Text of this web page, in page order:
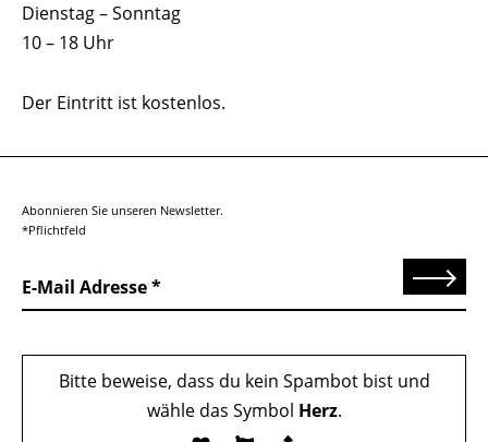
Dienstag – Sonntag
10 – 18 Uhr
Der Eintritt ist kostenlos.
Abonnieren Sie unseren Newsletter.
*Pflichtfeld
E-Mail Adresse Senden
Bitte beweise, dass du kein Spambot bist und
wähle das Symbol Herz.